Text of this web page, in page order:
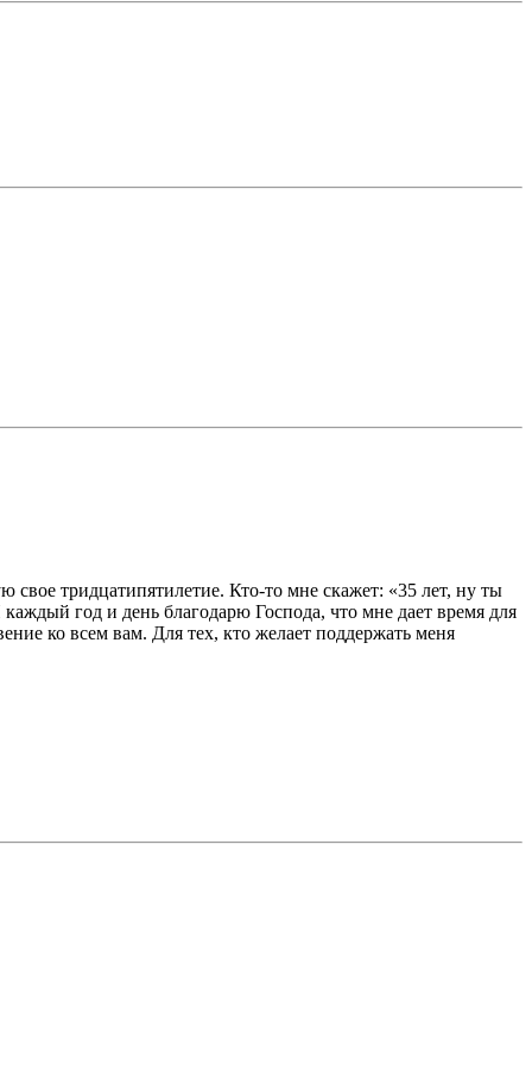
свое тридцатипятилетие. Кто-то мне скажет: «35 лет, ну ты
год и день благодарю Господа, что мне дает время для
ко всем вам. Для тех, кто желает поддержать меня